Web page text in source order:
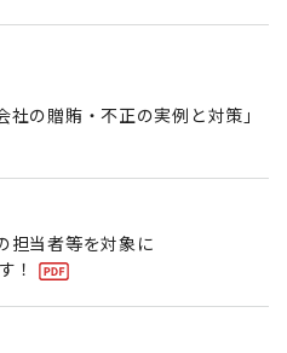
社の贈賄・不正の実例と対策」
担当者等を対象に
！